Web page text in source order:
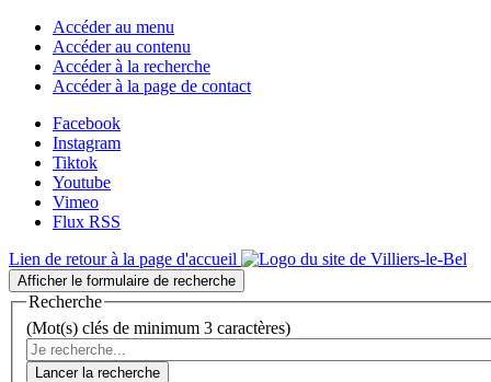
Accéder au menu
Accéder au contenu
Accéder à la recherche
Accéder à la page de contact
Facebook
Instagram
Tiktok
Youtube
Vimeo
Flux RSS
Lien de retour à la page d'accueil
Afficher le formulaire de recherche
Recherche
(Mot(s) clés de minimum 3 caractères)
Lancer la recherche